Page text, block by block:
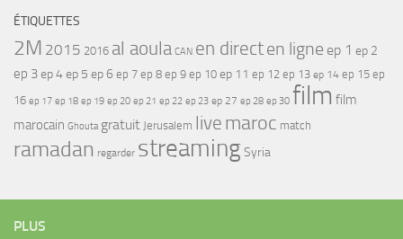
ÉTIQUETTES
2M 2015 2016 al aoula CAN en directen ligne ep 1 ep 2
ep 3ep 4ep 5 ep 6 ep 7 ep 8 ep 9 ep 10 ep 11 ep 12 ep 13 ep 14 ep 15 ep
16 ep 17 ep 18 ep 19 ep 20 ep 21 ep 22 ep 23 ep 27 ep 28 ep 30 film film
marocain Ghouta gratuit Jerusalem live maroc match
ramadan regarder streamingSyria
PLUS